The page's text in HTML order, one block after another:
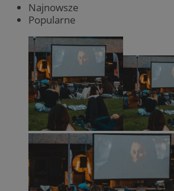
Najnowsze
Popularne